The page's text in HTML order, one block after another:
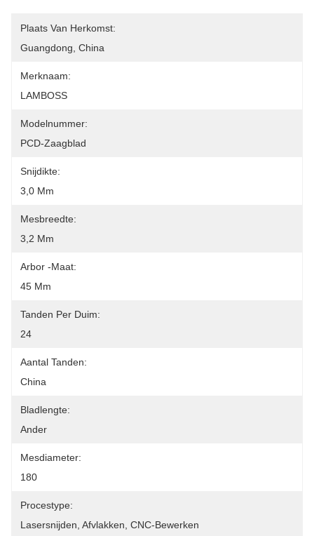
Plaats Van Herkomst:
Guangdong, China
Merknaam:
LAMBOSS
Modelnummer:
PCD-Zaagblad
Snijdikte:
3,0 Mm
Mesbreedte:
3,2 Mm
Arbor -maat:
45 Mm
Tanden Per Duim:
24
Aantal Tanden:
China
Bladlengte:
Ander
Mesdiameter:
180
Procestype:
Lasersnijden, Afvlakken, CNC-Bewerken